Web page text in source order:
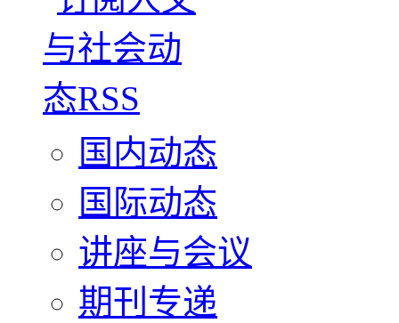
国内动态
国际动态
讲座与会议
期刊专递